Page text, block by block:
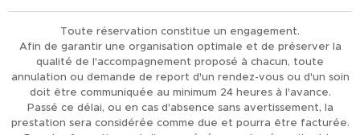
Toute réservation constitue un engagement.
Afin de garantir une organisation optimale et de préserver la
qualité de l'accompagnement proposé à chacun, toute
annulation ou demande de report d'un rendez-vous ou d'un soin
doit être communiquée au minimum 24 heures à l'avance.
Passé ce délai, ou en cas d'absence sans avertissement, la
prestation sera considérée comme due et pourra être facturée.